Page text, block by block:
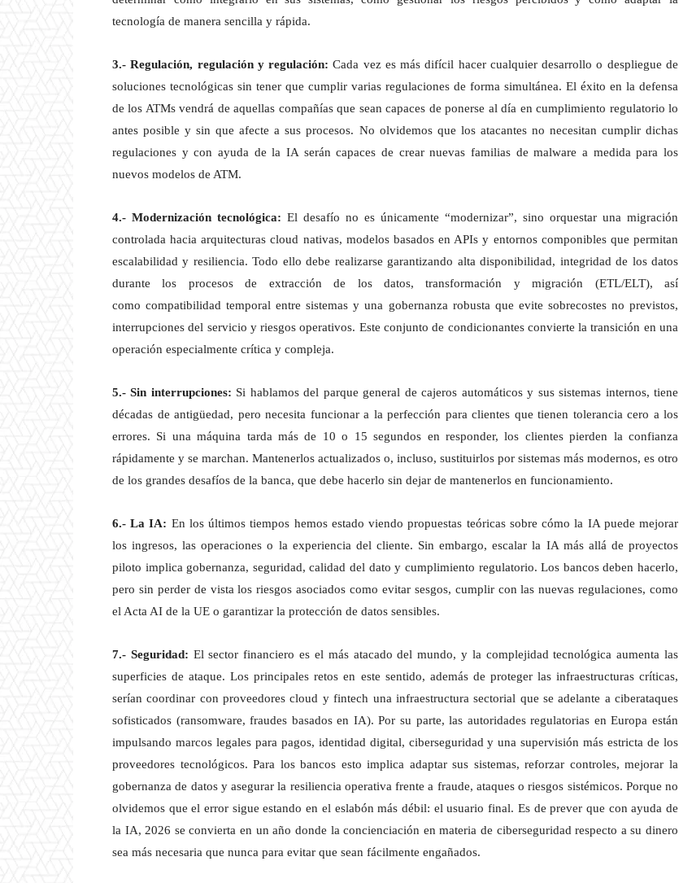
tecnología de manera sencilla y rápida.
3.- Regulación, regulación y regulación: Cada vez es más difícil hacer cualquier desarrollo o despliegue de
soluciones tecnológicas sin tener que cumplir varias regulaciones de forma simultánea. El éxito en la defensa
de los ATMs vendrá de aquellas compañías que sean capaces de ponerse al día en cumplimiento regulatorio lo
antes posible y sin que afecte a sus procesos. No olvidemos que los atacantes no necesitan cumplir dichas
regulaciones y con ayuda de la IA serán capaces de crear nuevas familias de malware a medida para los
nuevos modelos de ATM.
4.- Modernización tecnológica: El desafío no es únicamente “modernizar”, sino orquestar una migración
controlada hacia arquitecturas cloud nativas, modelos basados en APIs y entornos componibles que permitan
escalabilidad y resiliencia. Todo ello debe realizarse garantizando alta disponibilidad, integridad de los datos
durante los procesos de extracción de los datos, transformación y migración (ETL/ELT), así
como compatibilidad temporal entre sistemas y una gobernanza robusta que evite sobrecostes no previstos,
interrupciones del servicio y riesgos operativos. Este conjunto de condicionantes convierte la transición en una
operación especialmente crítica y compleja.
5.- Sin interrupciones: Si hablamos del parque general de cajeros automáticos y sus sistemas internos, tiene
décadas de antigüedad, pero necesita funcionar a la perfección para clientes que tienen tolerancia cero a los
errores. Si una máquina tarda más de 10 o 15 segundos en responder, los clientes pierden la confianza
rápidamente y se marchan. Mantenerlos actualizados o, incluso, sustituirlos por sistemas más modernos, es otro
de los grandes desafíos de la banca, que debe hacerlo sin dejar de mantenerlos en funcionamiento.
6.- La IA: En los últimos tiempos hemos estado viendo propuestas teóricas sobre cómo la IA puede mejorar
los ingresos, las operaciones o la experiencia del cliente. Sin embargo, escalar la IA más allá de proyectos
piloto implica gobernanza, seguridad, calidad del dato y cumplimiento regulatorio. Los bancos deben hacerlo,
pero sin perder de vista los riesgos asociados como evitar sesgos, cumplir con las nuevas regulaciones, como
el Acta AI de la UE o garantizar la protección de datos sensibles.
7.- Seguridad: El sector financiero es el más atacado del mundo, y la complejidad tecnológica aumenta las
superficies de ataque. Los principales retos en este sentido, además de proteger las infraestructuras críticas,
serían coordinar con proveedores cloud y fintech una infraestructura sectorial que se adelante a ciberataques
sofisticados (ransomware, fraudes basados en IA). Por su parte, las autoridades regulatorias en Europa están
impulsando marcos legales para pagos, identidad digital, ciberseguridad y una supervisión más estricta de los
proveedores tecnológicos. Para los bancos esto implica adaptar sus sistemas, reforzar controles, mejorar la
gobernanza de datos y asegurar la resiliencia operativa frente a fraude, ataques o riesgos sistémicos. Porque no
olvidemos que el error sigue estando en el eslabón más débil: el usuario final. Es de prever que con ayuda de
la IA, 2026 se convierta en un año donde la concienciación en materia de ciberseguridad respecto a su dinero
sea más necesaria que nunca para evitar que sean fácilmente engañados.